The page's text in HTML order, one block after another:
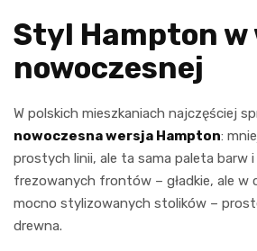
Styl Hampton w
nowoczesnej
W polskich mieszkaniach najczęściej
nowoczesna wersja Hampton:
prostych linii, ale ta sama paleta barw i
frezowanych frontów – gładkie, ale w
mocno stylizowanych stolików –
drewna.